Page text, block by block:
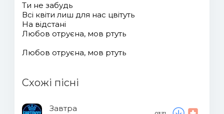
Ти не забудь
Всі квіти лиш для нас цвітуть
На відстані
Любов отруєна, мов ртуть
Любов отруєна, мов ртуть
Схожі пісні
Завтра